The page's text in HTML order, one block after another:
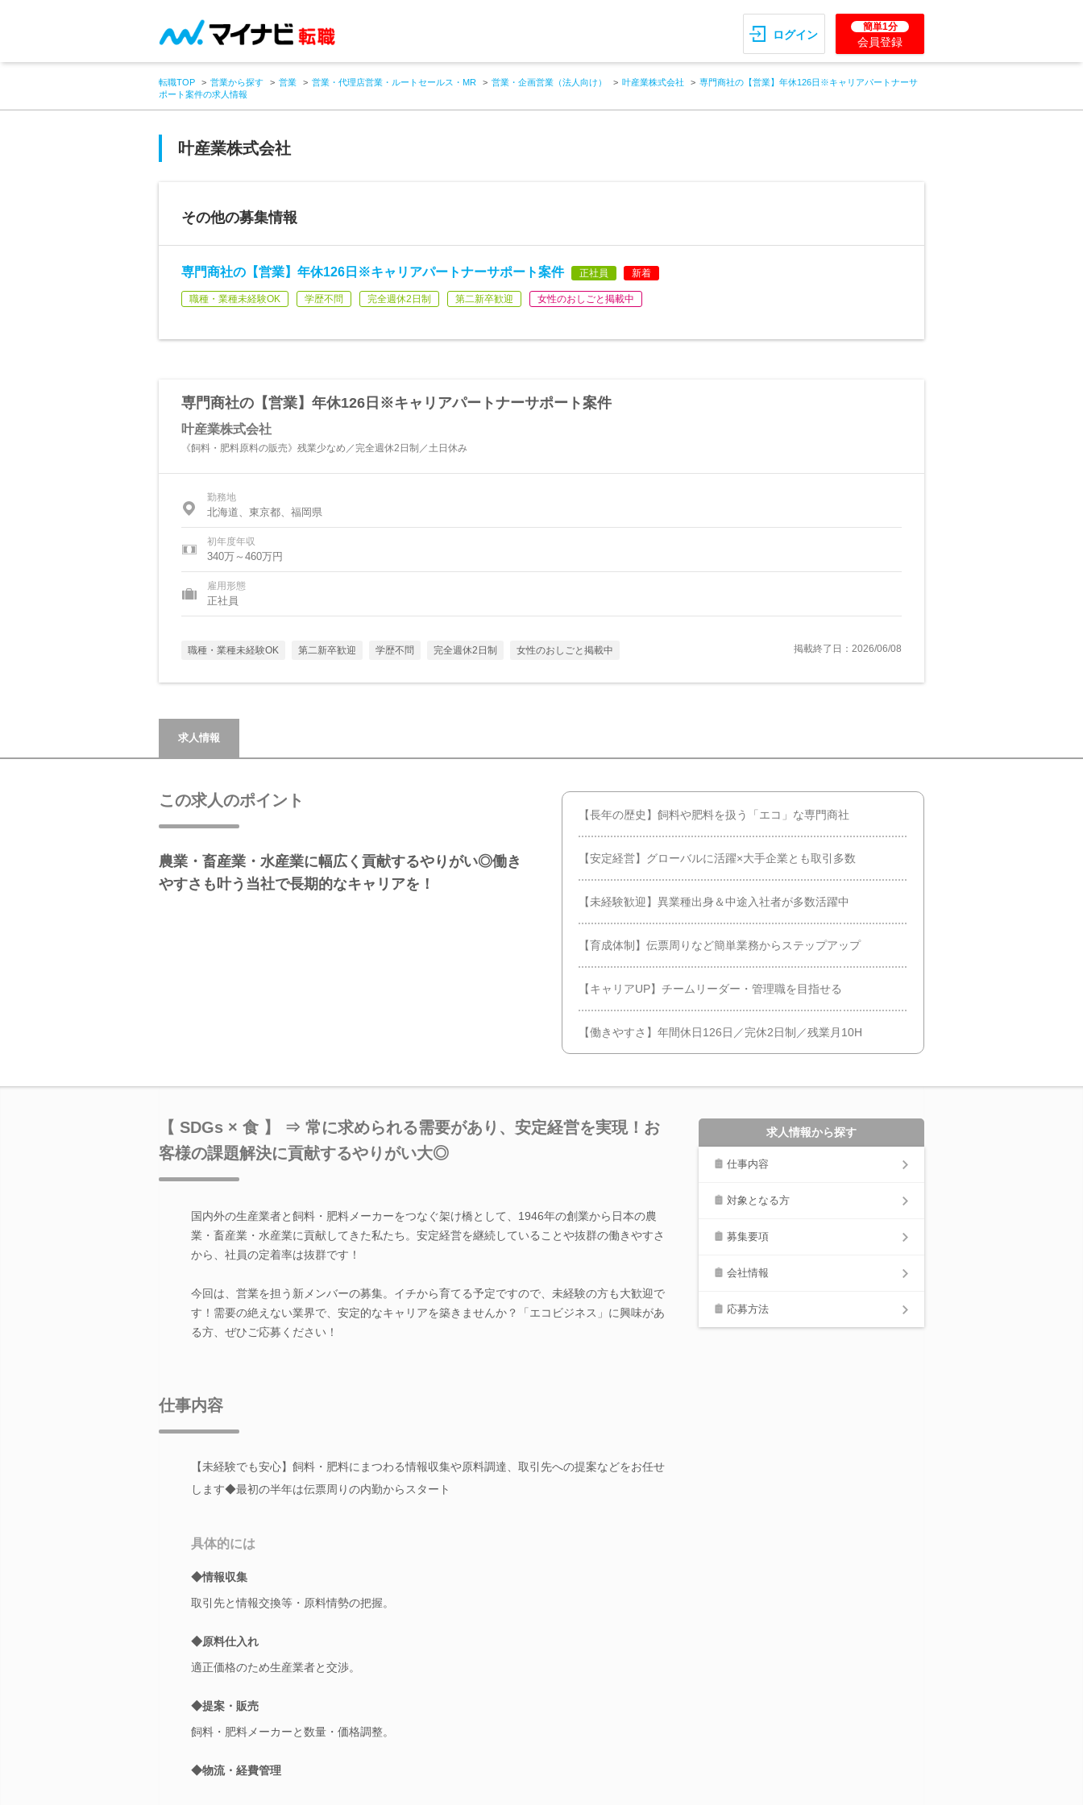
ログイン
簡単1分
会員登録
転職TOP 営業から探す 営業 営業・代理店営業・ルートセールス・MR 営業・企画営業（法人向け） 叶産業株式会社
専門商社の【営業】年休126日※キャリアパートナーサ
ポート案件の求人情報
叶産業株式会社
その他の募集情報
専門商社の【営業】年休126日※キャリアパートナーサポート案件 正社員 新着
職種・業種未経験OK 学歴不問 完全週休2日制 第二新卒歓迎 女性のおしごと掲載中
専門商社の【営業】年休126日※キャリアパートナーサポート案件
叶産業株式会社
《飼料・肥料原料の販売》残業少なめ／完全週休2日制／土日休み
勤務地
北海道、東京都、福岡県
初年度年収
340万～460万円
雇用形態
正社員
職種・業種未経験OK 第二新卒歓迎 学歴不問 完全週休2日制 女性のおしごと掲載中 掲載終了日：2026/06/08
求人情報
この求人のポイント
農業・畜産業・水産業に幅広く貢献するやりがい◎働き
やすさも叶う当社で長期的なキャリアを！
【長年の歴史】飼料や肥料を扱う「エコ」な専門商社
【安定経営】グローバルに活躍×大手企業とも取引多数
【未経験歓迎】異業種出身＆中途入社者が多数活躍中
【育成体制】伝票周りなど簡単業務からステップアップ
【キャリアUP】チームリーダー・管理職を目指せる
【働きやすさ】年間休日126日／完休2日制／残業月10H
【 SDGs × 食 】 ⇒ 常に求められる需要があり、安定経営を実現！お
客様の課題解決に貢献するやりがい大◎
国内外の生産業者と飼料・肥料メーカーをつなぐ架け橋として、1946年の創業から日本の農
業・畜産業・水産業に貢献してきた私たち。安定経営を継続していることや抜群の働きやすさ
から、社員の定着率は抜群です！
今回は、営業を担う新メンバーの募集。イチから育てる予定ですので、未経験の方も大歓迎で
す！需要の絶えない業界で、安定的なキャリアを築きませんか？「エコビジネス」に興味があ
る方、ぜひご応募ください！
仕事内容
【未経験でも安心】飼料・肥料にまつわる情報収集や原料調達、取引先への提案などをお任せ
します◆最初の半年は伝票周りの内勤からスタート
具体的には
◆情報収集
取引先と情報交換等・原料情勢の把握。
◆原料仕入れ
適正価格のため生産業者と交渉。
◆提案・販売
飼料・肥料メーカーと数量・価格調整。
◆物流・経費管理
求人情報から探す
仕事内容
対象となる方
募集要項
会社情報
応募方法